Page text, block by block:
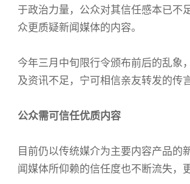
于政治力量，公众对其信任感本已不
众更质疑新闻媒体的内容。
今年三月中旬限行令颁布前后的乱象
及资讯不足，宁可相信亲友转发的传
公众需可信任优质内容
目前仍以传统媒介为主要内容产品
闻媒体所仰赖的信任度也不断流失，